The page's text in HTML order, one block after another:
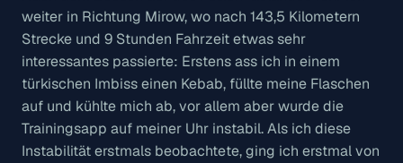
weiter in Richtung Mirow, wo nach 143,5 Kilometern
Strecke und 9 Stunden Fahrzeit etwas sehr
interessantes passierte: Erstens ass ich in einem
türkischen Imbiss einen Kebab, füllte meine Flaschen
auf und kühlte mich ab, vor allem aber wurde die
Trainingsapp auf meiner Uhr instabil. Als ich diese
Instabilität erstmals beobachtete, ging ich erstmal von